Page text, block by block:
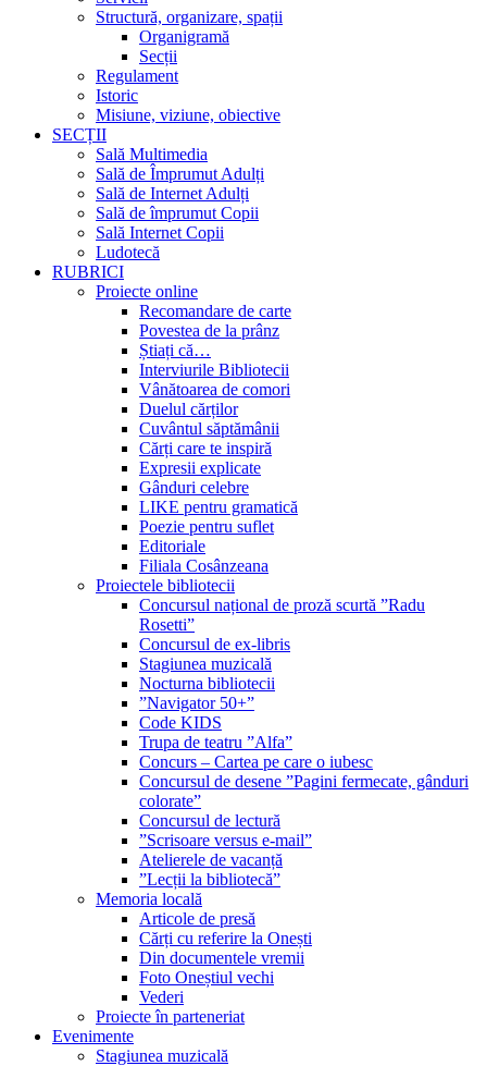
Structură, organizare, spații
Organigramă
Secții
Regulament
Istoric
Misiune, viziune, obiective
SECȚII
Sală Multimedia
Sală de Împrumut Adulți
Sală de Internet Adulți
Sală de împrumut Copii
Sală Internet Copii
Ludotecă
RUBRICI
Proiecte online
Recomandare de carte
Povestea de la prânz
Știați că…
Interviurile Bibliotecii
Vânătoarea de comori
Duelul cărților
Cuvântul săptămânii
Cărți care te inspiră
Expresii explicate
Gânduri celebre
LIKE pentru gramatică
Poezie pentru suflet
Editoriale
Filiala Cosânzeana
Proiectele bibliotecii
Concursul național de proză scurtă ”Radu
Rosetti”
Concursul de ex-libris
Stagiunea muzicală
Nocturna bibliotecii
”Navigator 50+”
Code KIDS
Trupa de teatru ”Alfa”
Concurs – Cartea pe care o iubesc
Concursul de desene ”Pagini fermecate, gânduri
colorate”
Concursul de lectură
”Scrisoare versus e-mail”
Atelierele de vacanță
”Lecții la bibliotecă”
Memoria locală
Articole de presă
Cărți cu referire la Onești
Din documentele vremii
Foto Oneștiul vechi
Vederi
Proiecte în parteneriat
Evenimente
Stagiunea muzicală